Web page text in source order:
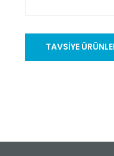
Ürün resmi
TAVSİYE